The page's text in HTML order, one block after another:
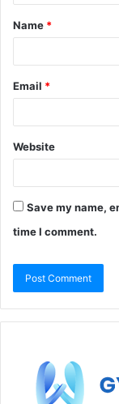
Name *
Email *
Website
Save my name,
time I comment.